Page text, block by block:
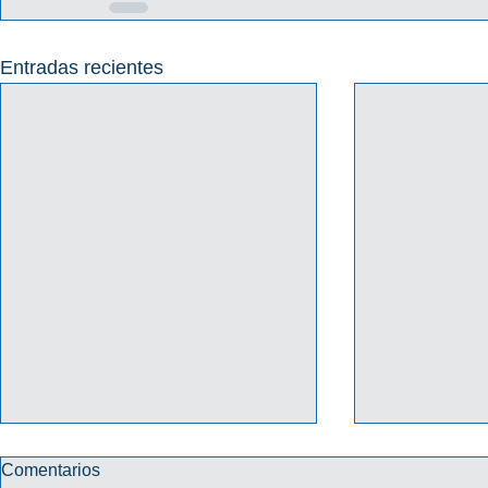
Entradas recientes
Comentarios